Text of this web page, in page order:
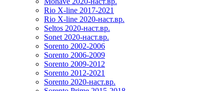
Rio X-line 2017-2021
Rio X-line 2020-наст.вр.
Seltos 2020-наст.вр.
Sonet 2020-наст.вр.
Sorento 2002-2006
Sorento 2006-2009
Sorento 2009-2012
Sorento 2012-2021
Sorento 2020-наст.вр.